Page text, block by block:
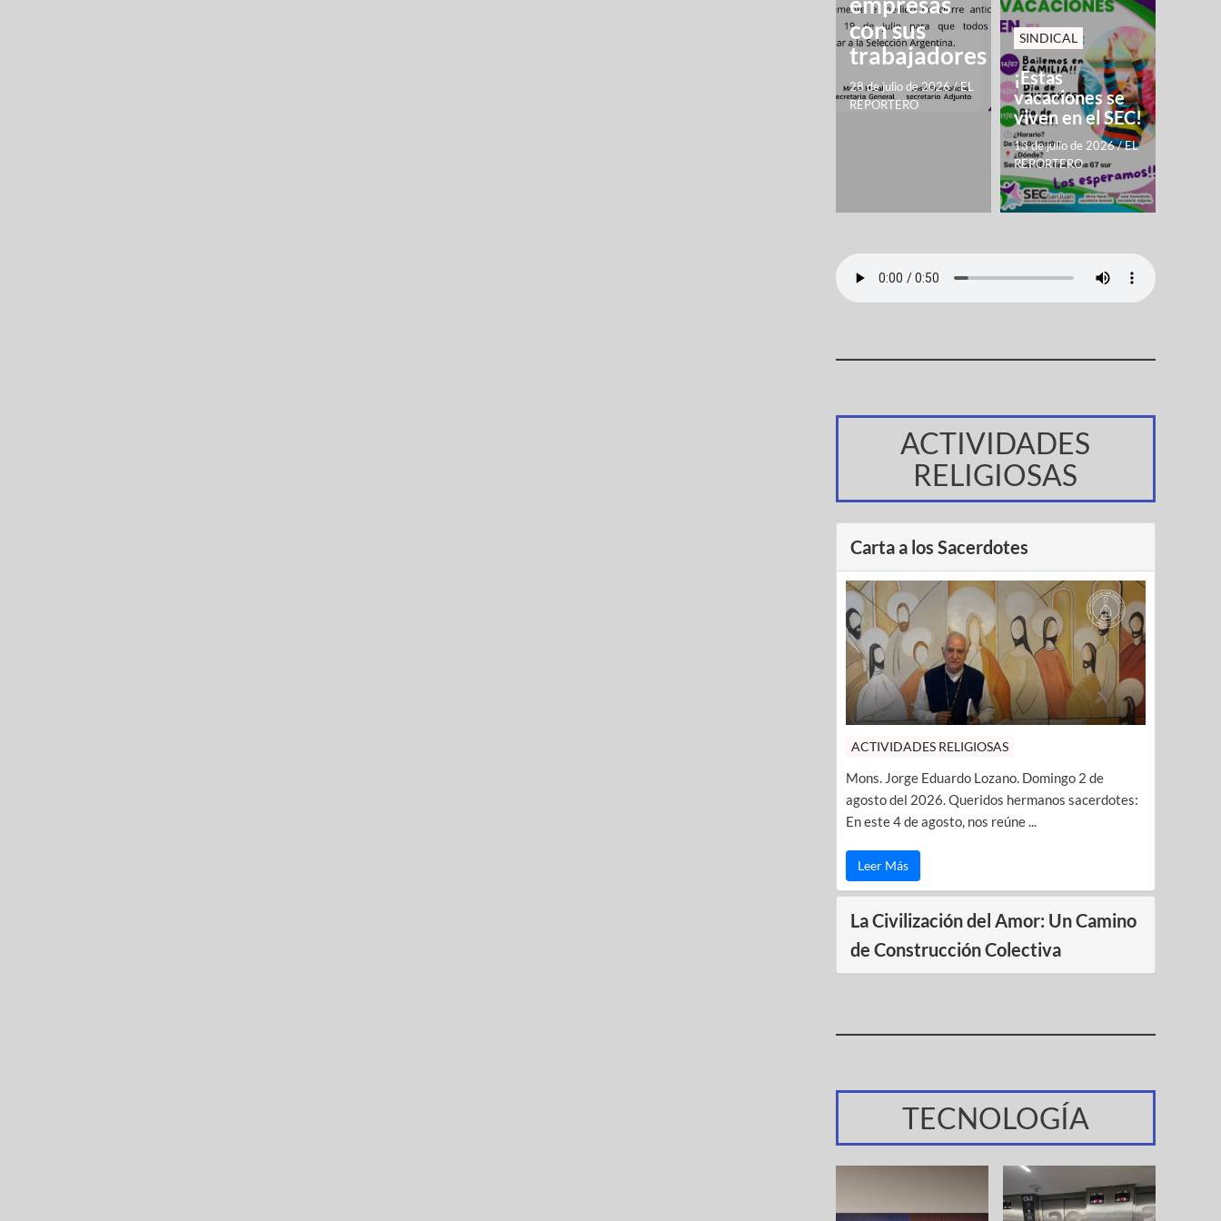
con sus
trabajadores
28 de julio de 2026/EL
REPORTERO
SINDICAL
¡Estas
vacaciones se
viven en el SEC!
13 de julio de 2026/EL
REPORTERO
ACTIVIDADES
RELIGIOSAS
Carta a los Sacerdotes
ACTIVIDADES RELIGIOSAS
Mons. Jorge Eduardo Lozano. Domingo 2 de
agosto del 2026. Queridos hermanos sacerdotes:
En este 4 de agosto, nos reúne ...
Leer Más
La Civilización del Amor: Un Camino
de Construcción Colectiva
TECNOLOGÍA